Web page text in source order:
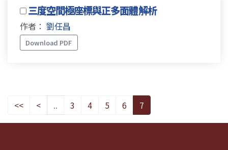
三度空間極座標與正多面體解析
作者： 劉任昌
Download PDF
<< < .. 3 4 5 6 7